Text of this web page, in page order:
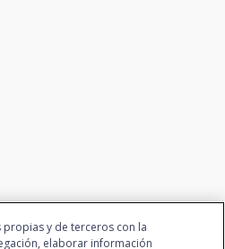
propias y de terceros con la
elaborar información